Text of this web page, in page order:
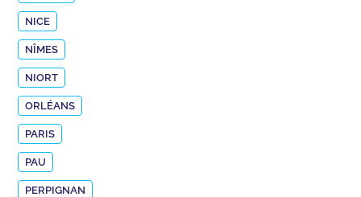
NICE
NÎMES
NIORT
ORLÉANS
PARIS
PAU
PERPIGNAN